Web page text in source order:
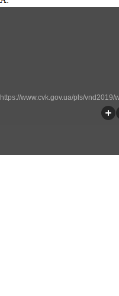
https://www.cvk.gov.ua/pls/